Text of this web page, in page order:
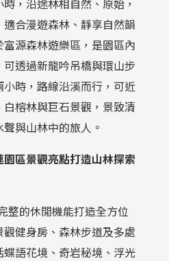
，沿途林相自然、原始，
合漫遊森林、靜享自然韻
源森林遊樂區，是園區內
透過新龍吟吊橋與環山步
時，路線沿溪而行，可近
榕林與巨石景觀，景致清
與山林中的旅人。
區景觀亮點打造山林探索
整的休閒機能打造全方位
健身房、森林步道及多處
語花境、奇岩秘境、浮光